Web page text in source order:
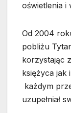
oświetlenia i
Od 2004
pobliżu
korzystając
księżyca jak
każdym
uzupełniał